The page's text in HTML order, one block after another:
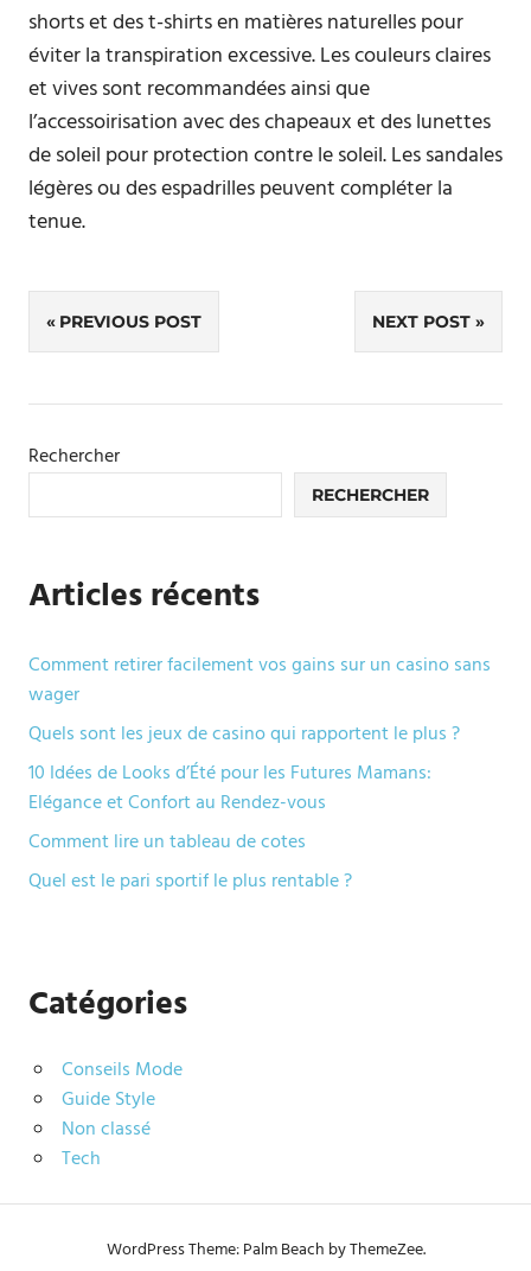
shorts et des t-shirts en matières naturelles pour
éviter la transpiration excessive. Les couleurs claires
et vives sont recommandées ainsi que
l’accessoirisation avec des chapeaux et des lunettes
de soleil pour protection contre le soleil. Les sandales
légères ou des espadrilles peuvent compléter la
tenue.
Navigation
de
l’article
PREVIOUS POST NEXT POST
Rechercher
RECHERCHER
Articles récents
Comment retirer facilement vos gains sur un casino sans
wager
Quels sont les jeux de casino qui rapportent le plus ?
10 Idées de Looks d’Été pour les Futures Mamans:
Elégance et Confort au Rendez-vous
Comment lire un tableau de cotes
Quel est le pari sportif le plus rentable ?
Catégories
Conseils Mode
Guide Style
Non classé
Tech
WordPress Theme: Palm Beach by ThemeZee.